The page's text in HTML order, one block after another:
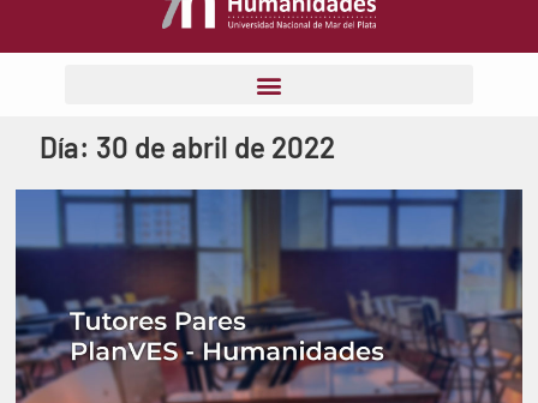
Día: 30 de abril de 2022